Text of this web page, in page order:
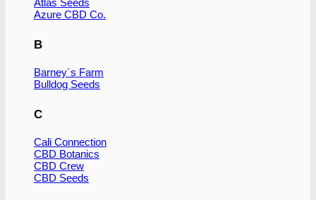
Atlas Seeds
Azure CBD Co.
B
Barney´s Farm
Bulldog Seeds
C
Cali Connection
CBD Botanics
CBD Crew
CBD Seeds